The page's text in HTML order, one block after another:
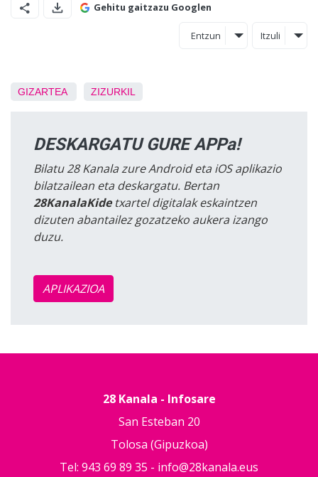
Gehitu gaitzazu Googlen
Entzun Itzuli
GIZARTEA ZIZURKIL
DESKARGATU GURE APPa!
Bilatu 28 Kanala zure Android eta iOS aplikazio
bilatzailean eta deskargatu. Bertan
28KanalaKidetxartel digitalak eskaintzen
dizuten abantailez gozatzeko aukera izango
duzu.
APLIKAZIOA
28 Kanala - Infosare
San Esteban 20
Tolosa (Gipuzkoa)
Tel: 943 69 89 35 - info@28kanala.eus